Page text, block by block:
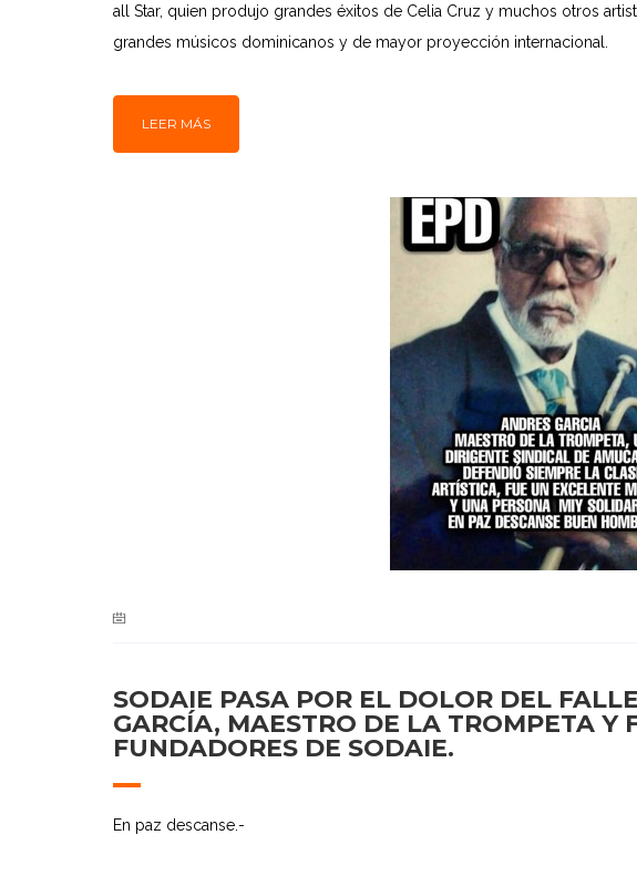
all Star, quien produjo grandes éxitos de Celia Cruz y muchos otros
grandes músicos dominicanos y de mayor proyección internacional.
LEER MÁS
SODAIE PASA POR EL DOLOR DEL
GARCÍA, MAESTRO DE LA TROMPETA Y
FUNDADORES DE SODAIE.
En paz descanse.-